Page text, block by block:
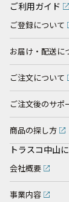
ご利用ガイド
ご登録について
お届け・配送に
ご注文について
ご注文後のサポ
商品の探し方
トラスコ中山
会社概要
事業内容